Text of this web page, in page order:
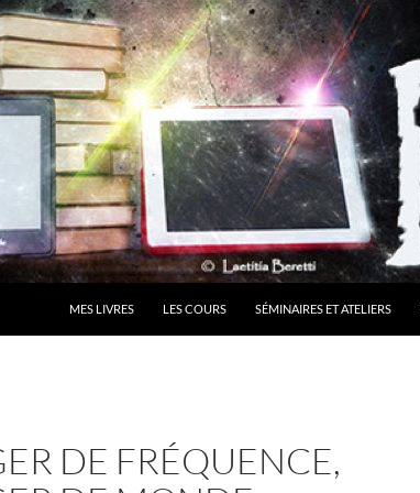
MES LIVRES LES COURS SÉMINAIRES ET ATELIERS
DE FRÉQUENCE,